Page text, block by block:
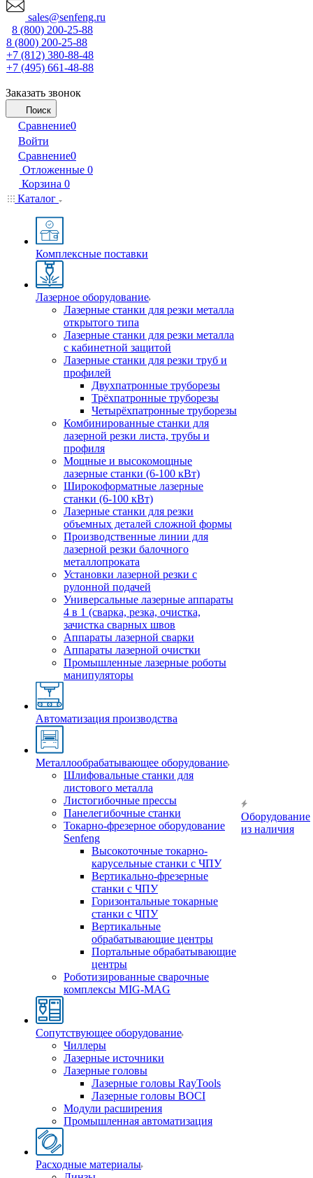
sales@senfeng.ru
8 (800) 200-25-88
8 (800) 200-25-88
+7 (812) 380-88-48
+7 (495) 661-48-88
Заказать звонок
Поиск
Сравнение0
Войти
Сравнение0
Отложенные 0
Корзина 0
Каталог
Комплексные поставки
Лазерное оборудование
Лазерные станки для резки металла
открытого типа
Лазерные станки для резки металла
с кабинетной защитой
Лазерные станки для резки труб и
профилей
Двухпатронные труборезы
Трёхпатронные труборезы
Четырёхпатронные труборезы
Комбинированные станки для
лазерной резки листа, трубы и
профиля
Мощные и высокомощные
лазерные станки (6-100 кВт)
Широкоформатные лазерные
станки (6-100 кВт)
Лазерные станки для резки
объемных деталей сложной формы
Производственные линии для
лазерной резки балочного
металлопроката
Установки лазерной резки с
рулонной подачей
Универсальные лазерные аппараты
4 в 1 (сварка, резка, очистка,
зачистка сварных швов
Аппараты лазерной сварки
Аппараты лазерной очистки
Промышленные лазерные роботы
манипуляторы
Автоматизация производства
Металлообрабатывающее оборудование
Шлифовальные станки для
листового металла
Листогибочные прессы
Панелегибочные станки
Токарно-фрезерное оборудование
Senfeng
Высокоточные токарно-
карусельные станки с ЧПУ
Вертикально-фрезерные
станки с ЧПУ
Горизонтальные токарные
станки с ЧПУ
Вертикальные
обрабатывающие центры
Портальные обрабатывающие
центры
Роботизированные сварочные
комплексы MIG-MAG
Сопутствующее оборудование
Чиллеры
Лазерные источники
Лазерные головы
Лазерные головы RayTools
Лазерные головы BOCI
Модули расширения
Промышленная автоматизация
Расходные материалы
Оборудование
из наличия